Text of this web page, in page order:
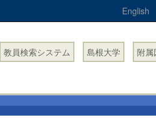
English
教員検索システム 島根大学 附属